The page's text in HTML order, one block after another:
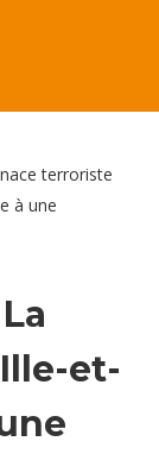
terroriste
à une
et-